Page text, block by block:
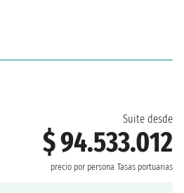
Suite desde
$ 94.533.012
precio por persona Tasas portuarias